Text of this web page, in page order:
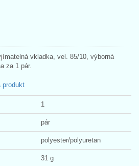
vkladka, vel. 85/10, výborná
za 1 pár.
produkt
1
pár
polyester/polyuretan
31 g